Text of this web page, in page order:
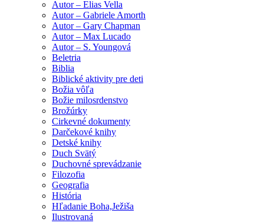
Autor – Elias Vella
Autor – Gabriele Amorth
Autor – Gary Chapman
Autor – Max Lucado
Autor – S. Youngová
Beletria
Biblia
Biblické aktivity pre deti
Božia vôľa
Božie milosrdenstvo
Brožúrky
Cirkevné dokumenty
Darčekové knihy
Detské knihy
Duch Svätý
Duchovné sprevádzanie
Filozofia
Geografia
História
Hľadanie Boha,Ježiša
Ilustrovaná